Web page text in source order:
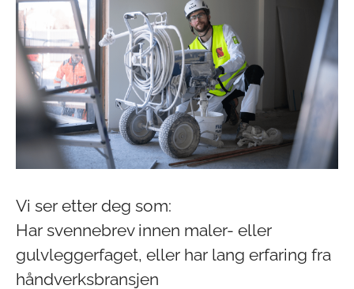
Vi ser etter deg som:
Har svennebrev innen maler- eller
gulvleggerfaget, eller har lang erfaring fra
håndverksbransjen